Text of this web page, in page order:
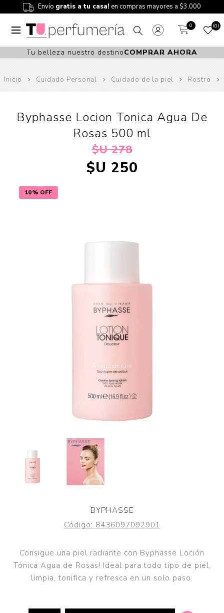
Envío gratis a tu casa! en compras mayores a $3.000
0 0
Tu belleza nuestro destinoCOMPRAR AHORA
Inicio Cuidado Personal Cuidado de la piel Rostro
10% OFF
Byphasse Locion Tonica Agua De
Rosas 500 ml
$U 278
$U 250
BYPHASSE
Código: 8436097092901
Consigue una piel radiante con Byphasse Loción
Tónica Agua de Rosas! Ideal para todo tipo de piel,
limpia, tonifica y refresca en un solo paso.